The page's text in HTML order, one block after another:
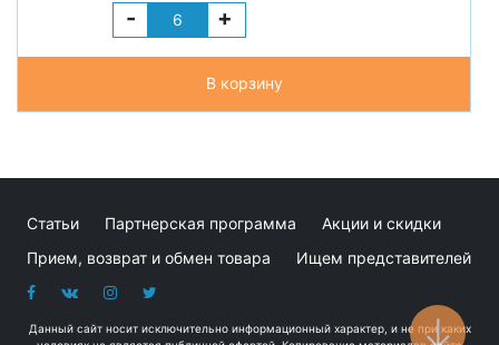
- +
В корзину
Статьи Партнерская программа
Акции и скидки
Прием, возврат и обмен товара
Ищем представителей
Данный сайт носит исключительно информационный характер, и не при каких